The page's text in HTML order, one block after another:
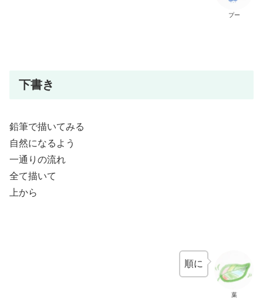
プー
下書き
鉛筆で描いてみる
自然になるよう
一通りの流れ
全て描いて
上から
葉
順に